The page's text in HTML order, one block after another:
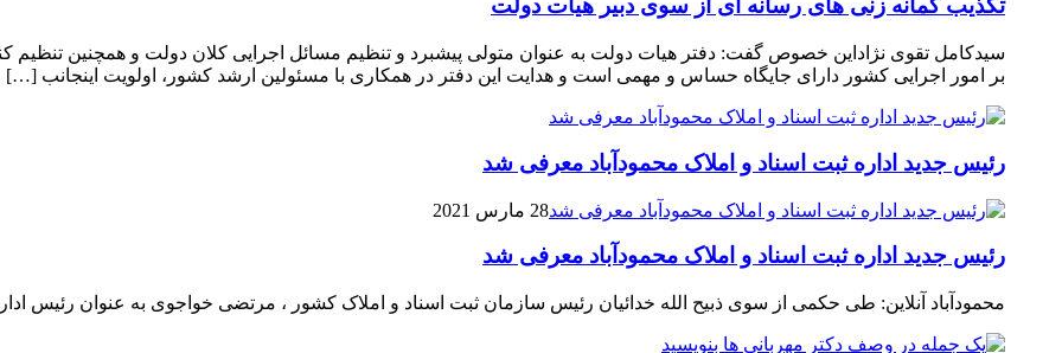
تکذیب گمانه زنی های رسانه ای از سوی دبیر هیات دولت
سیدکامل تقوی نژاداین خصوص گفت: دفتر هیات دولت به عنوان متولی پیشبرد و تنظیم مسائل اجرایی کلان دولت و همچنین تنظیم
بر امور اجرایی کشور دارای جایگاه حساس و مهمی است و هدایت این دفتر در همکاری با مسئولین ارشد کشور، اولویت اینجانب […]
رئیس جدید اداره ثبت اسناد و املاک محمودآباد معرفی شد
28 مارس 2021
رئیس جدید اداره ثبت اسناد و املاک محمودآباد معرفی شد
محمودآباد آنلاین: طی حکمی از سوی ذبیح الله خدائیان رئیس سازمان ثبت اسناد و املاک کشور ، مرتضی خواجوی به عنوان رئیس